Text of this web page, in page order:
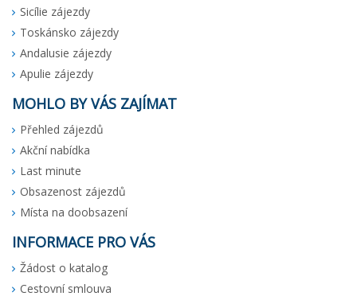
Sicílie zájezdy
Toskánsko zájezdy
Andalusie zájezdy
Apulie zájezdy
MOHLO BY VÁS ZAJÍMAT
Přehled zájezdů
Akční nabídka
Last minute
Obsazenost zájezdů
Místa na doobsazení
INFORMACE PRO VÁS
Žádost o katalog
Cestovní smlouva